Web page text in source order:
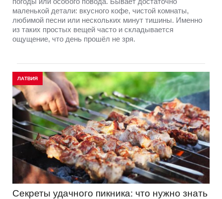
маленькой детали: вкусного кофе, чистой комнаты,
любимой песни или нескольких минут тишины. Именно
из таких простых вещей часто и складывается
ощущение, что день прошёл не зря.
ЛАТВИЯ
Секреты удачного пикника: что нужно знать